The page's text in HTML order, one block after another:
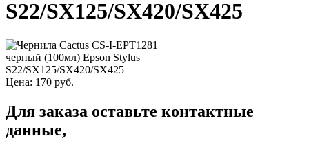
S22/SX125/SX420/SX425
Цена: 170 руб.
Для заказа оставьте контактные
данные,